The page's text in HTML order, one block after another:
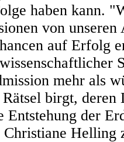
haben kann.
von unseren
auf Erfolg
mehr als
birgt, deren
Entstehung der
Helling